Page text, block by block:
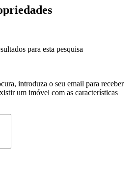
para esta pesquisa
introduza o seu email para receber
um imóvel com as características